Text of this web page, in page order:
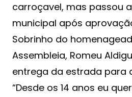
carroçavel, mas passou
municipal após
Sobrinho do
Assembleia, Romeu
entrega da estrada para
“Desde os 14 anos eu